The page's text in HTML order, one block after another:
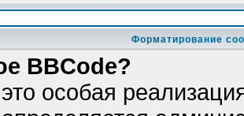
Форматирование
BBCode?
особая